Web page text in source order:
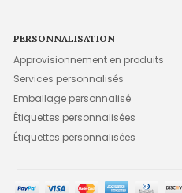
PERSONNALISATION
Approvisionnement en produits
Services personnalisés
Emballage personnalisé
Étiquettes personnalisées
Étiquettes personnalisées